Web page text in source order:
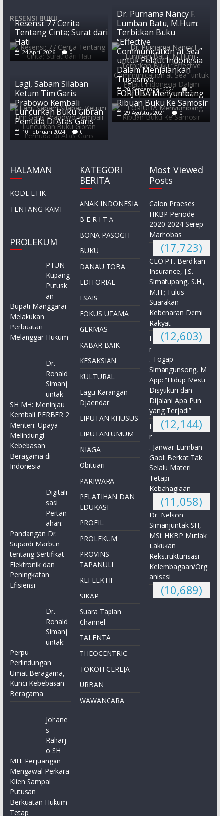
RESENSI BUKU
Resensi: 77 Cerita
Tentang Cinta; Surat dari
Hati
24 April 2026 0
Dr. Purnama Nancy F.
Lumban Batu, M.Hum:
Terbitkan Buku
“Effective
Communication at Sea”
untuk Pelaut Indonesia
Dalam Menjalankan
Tugasnya
20 September 2024 0
Lagi, Sabam Silaban
Ketum Tim Garis
Prabowo Kembali
Luncurkan Buku Gibran
Pemuda Di Atas Garis
10 Februari 2024 0
FORJUBA Menyumbang
Ribuan Buku Ke Samosir
29 Agustus 2021 0
HALAMAN
KODE ETIK
TENTANG KAMI
PROLEKUM
PTUN
Kupang
Putusk
an
Bupati Manggarai
Melakukan
Perbuatan
Melanggar Hukum
Dr.
Ronald
Simanj
untak
SH MH: Meninjau
Kembali PERBER 2
Menteri: Upaya
Melindungi
Kebebasan
Beragama di
Indonesia
Digitali
sasi
Pertan
ahan:
Pandangan Dr.
Supardi Marbun
tentang Sertifikat
Elektronik dan
Peningkatan
Efisiensi
Dr.
Ronald
Simanj
untak:
Perpu
Perlindungan
Umat Beragama,
Kunci Kebebasan
Beragama
Johane
s
Raharj
o SH
MH: Perjuangan
Mengawal Perkara
Klien Sampai
Putusan
Berkuatan Hukum
Tetap
KATEGORI
BERITA
ANAK INDONESIA
B E R I T A
BONA PASOGIT
BUKU
DANAU TOBA
EDITORIAL
ESAIS
FOKUS UTAMA
GERMAS
KABAR BAIK
KESAKSIAN
KULTURAL
Lagu Karangan
Djaendar
LIPUTAN KHUSUS
LIPUTAN UMUM
NIAGA
Obituari
PARIWARA
PELATIHAN DAN
EDUKASI
PROFIL
PROLEKUM
PROVINSI
TAPANULI
REFLEKTIF
SIKAP
Suara Tapian
Channel
TALENTA
THEOCENTRIC
TOKOH GEREJA
URBAN
WAWANCARA
Most Viewed
Posts
Calon Praeses
HKBP Periode
2020-2024 Serep
Marhobas
(17,723)
CEO PT. Berdikari
Insurance, J.S.
Simatupang, S.H.,
M.H.; Tulus
Suarakan
Kebenaran Demi
Rakyat
(12,603)
I
r
. Togap
Simangunsong, M
App: “Hidup Mesti
Disyukuri dan
Dijalani Apa Pun
yang Terjadi”
(12,144)
I
r
. Janwar Lumban
Gaol: Berkat Tak
Selalu Materi
Tetapi
Kebahagiaan
(11,058)
Dr. Nelson
Simanjuntak SH,
MSi: HKBP Mutlak
Lakukan
Rekstrukturisasi
Kelembagaan/Org
anisasi
(10,689)